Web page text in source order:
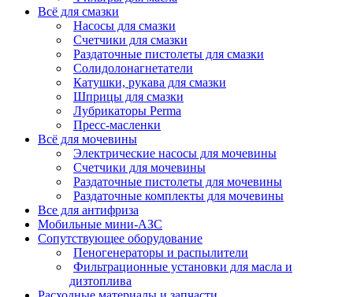
Всё для смазки
Насосы для смазки
Счетчики для смазки
Раздаточные пистолеты для смазки
Солидолонагнетатели
Катушки, рукава для смазки
Шприцы для смазки
Лубрикаторы Perma
Пресс-масленки
Всё для мочевины
Электрические насосы для мочевины
Счетчики для мочевины
Раздаточные пистолеты для мочевины
Раздаточные комплекты для мочевины
Все для антифриза
Мобильные мини-АЗС
Сопутствующее оборудование
Пеногенераторы и распылители
Фильтрационные установки для масла и
дизтоплива